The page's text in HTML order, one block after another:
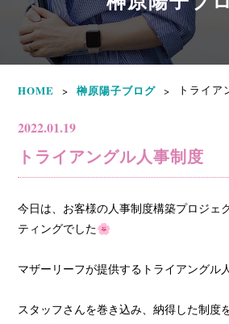
HOME > 榊原陽子ブログ > トライア
2022.01.19
トライアングル人事制度
今日は、お客様の人事制度構築プロジ
ティングでした🌸
マザーリーフが提供するトライアングル
スタッフさんを巻き込み、納得した制度